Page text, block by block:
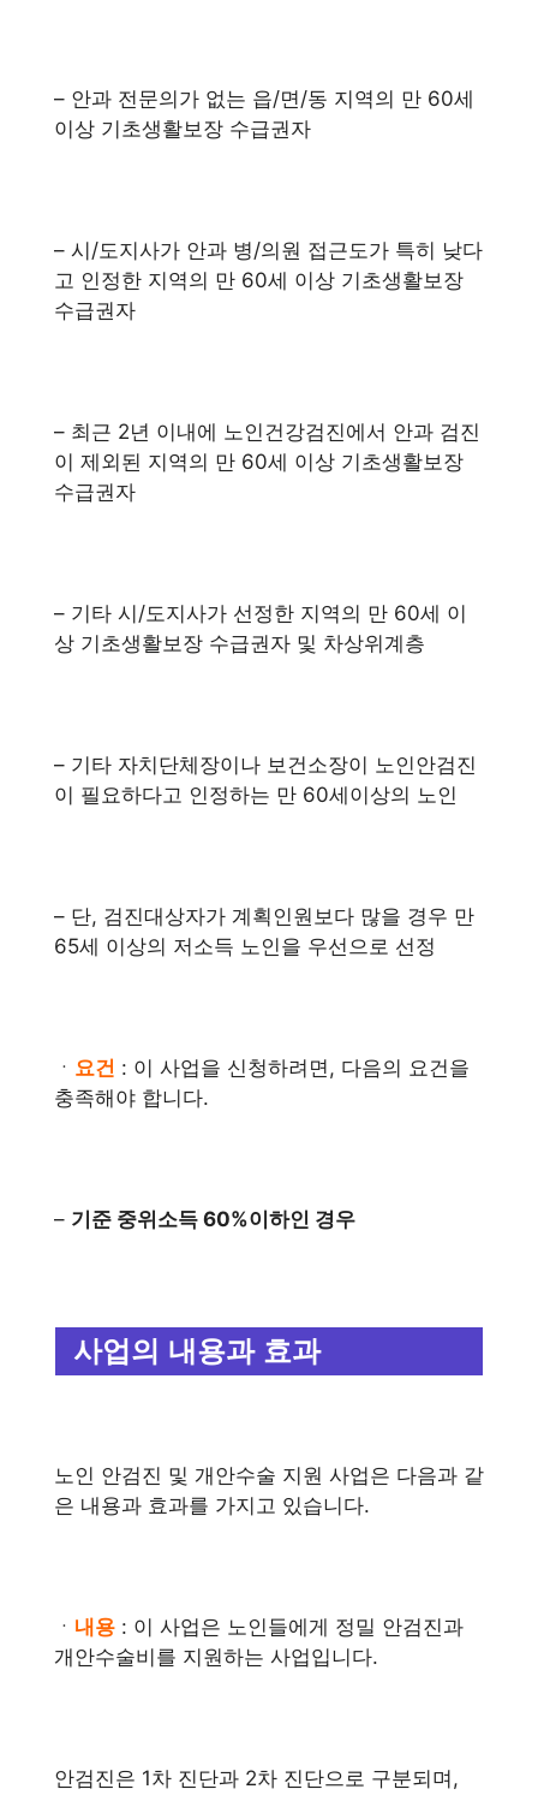
– 안과 전문의가 없는 읍/면/동 지역의 만 60세
이상 기초생활보장 수급권자
– 시/도지사가 안과 병/의원 접근도가 특히 낮다
고 인정한 지역의 만 60세 이상 기초생활보장
수급권자
– 최근 2년 이내에 노인건강검진에서 안과 검진
이 제외된 지역의 만 60세 이상 기초생활보장
수급권자
– 기타 시/도지사가 선정한 지역의 만 60세 이
상 기초생활보장 수급권자 및 차상위계층
– 기타 자치단체장이나 보건소장이 노인안검진
이 필요하다고 인정하는 만 60세이상의 노인
– 단, 검진대상자가 계획인원보다 많을 경우 만
65세 이상의 저소득 노인을 우선으로 선정
ㆍ 요건 : 이 사업을 신청하려면, 다음의 요건을
충족해야 합니다.
– 기준 중위소득 60%이하인 경우
사업의 내용과 효과
노인 안검진 및 개안수술 지원 사업은 다음과 같
은 내용과 효과를 가지고 있습니다.
ㆍ 내용 : 이 사업은 노인들에게 정밀 안검진과
개안수술비를 지원하는 사업입니다.
안검진은 1차 진단과 2차 진단으로 구분되며,